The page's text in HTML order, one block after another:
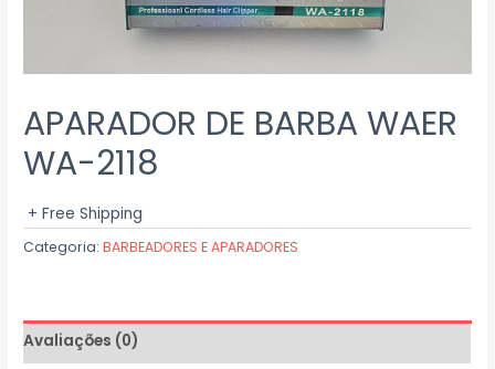
APARADOR DE BARBA WAER
WA-2118
+ Free Shipping
Categoria:BARBEADORES E APARADORES
Avaliações (0)